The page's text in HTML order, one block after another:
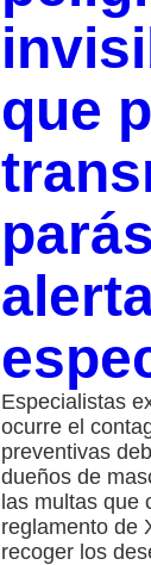
que
Especialistas
ocurre el
preventivas
dueños de
las multas que
reglamento de
recoger los